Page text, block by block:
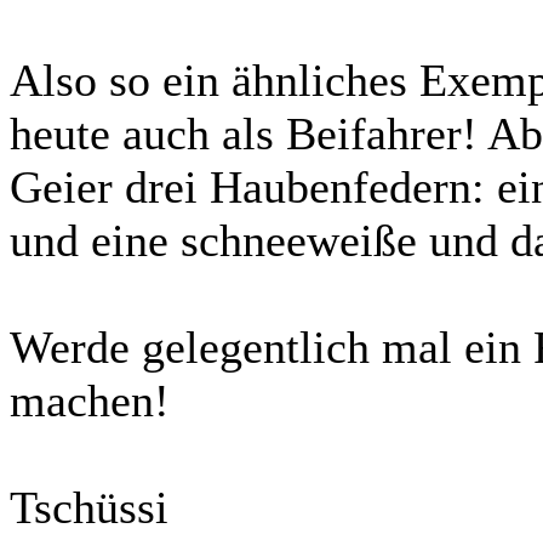
Also so ein ähnliches
heute auch als Beifahrer!
Geier drei Haubenfedern:
und eine schneeweiße und
Werde gelegentlich mal
machen!
Tschüssi